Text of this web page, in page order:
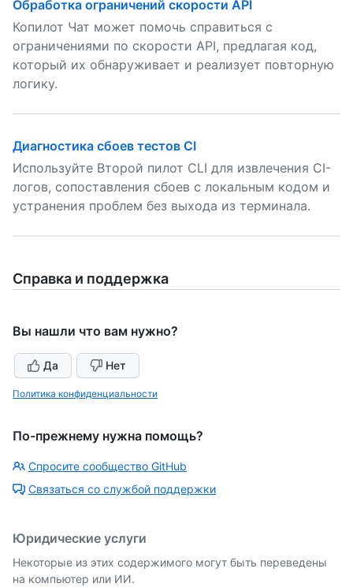
Обработка ограничений скорости API
Копилот Чат может помочь справиться с
ограничениями по скорости API, предлагая код,
который их обнаруживает и реализует повторную
логику.
Диагностика сбоев тестов CI
Используйте Второй пилот CLI для извлечения CI-
логов, сопоставления сбоев с локальным кодом и
устранения проблем без выхода из терминала.
Справка и поддержка
Вы нашли что вам нужно?
Да Нет
Политика конфиденциальности
По-прежнему нужна помощь?
Спросите сообщество GitHub
Связаться со службой поддержки
Юридические услуги
Некоторые из этих содержимого могут быть переведены
на компьютер или ИИ.